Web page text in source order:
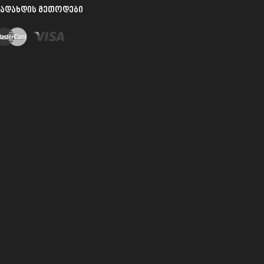
ᲛᲔᲗᲝᲓᲔᲑᲘ